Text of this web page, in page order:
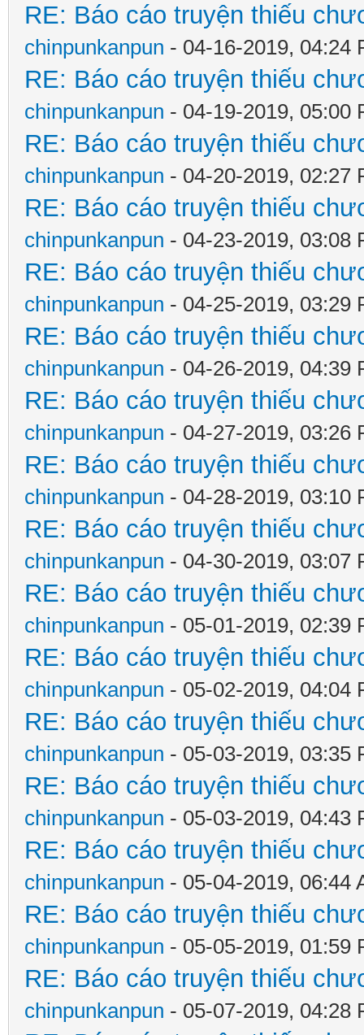
RE: Báo cáo truyện thiếu
chinpunkanpun - 04-16-2019, 04:24
RE: Báo cáo truyện thiếu
chinpunkanpun - 04-19-2019, 05:00
RE: Báo cáo truyện thiếu
chinpunkanpun - 04-20-2019, 02:27
RE: Báo cáo truyện thiếu
chinpunkanpun - 04-23-2019, 03:08
RE: Báo cáo truyện thiếu
chinpunkanpun - 04-25-2019, 03:29
RE: Báo cáo truyện thiếu
chinpunkanpun - 04-26-2019, 04:39
RE: Báo cáo truyện thiếu
chinpunkanpun - 04-27-2019, 03:26
RE: Báo cáo truyện thiếu
chinpunkanpun - 04-28-2019, 03:10
RE: Báo cáo truyện thiếu
chinpunkanpun - 04-30-2019, 03:07
RE: Báo cáo truyện thiếu
chinpunkanpun - 05-01-2019, 02:39
RE: Báo cáo truyện thiếu
chinpunkanpun - 05-02-2019, 04:04
RE: Báo cáo truyện thiếu
chinpunkanpun - 05-03-2019, 03:35
RE: Báo cáo truyện thiếu
chinpunkanpun - 05-03-2019, 04:43
RE: Báo cáo truyện thiếu
chinpunkanpun - 05-04-2019, 06:44
RE: Báo cáo truyện thiếu
chinpunkanpun - 05-05-2019, 01:59
RE: Báo cáo truyện thiếu
chinpunkanpun - 05-07-2019, 04:28